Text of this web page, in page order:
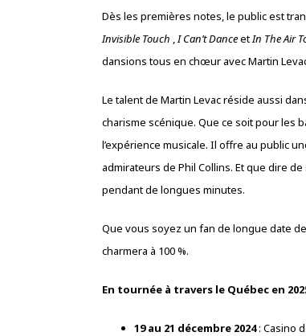
Dès les premières notes, le public est
Invisible Touch ,I Can’t DanceetIn The Air
dansions tous en chœur avec Martin
Le talent de Martin Levac réside aussi
charisme scénique. Que ce soit pour les
l’expérience musicale. Il offre au public
admirateurs de Phil Collins. Et que dire
pendant de longues minutes.
Que vous soyez un fan de longue date
charmera à 100 %.
En tournée à travers le Québec en
19 au 21 décembre 2024: Casino